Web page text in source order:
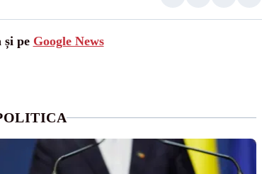
și pe Google News